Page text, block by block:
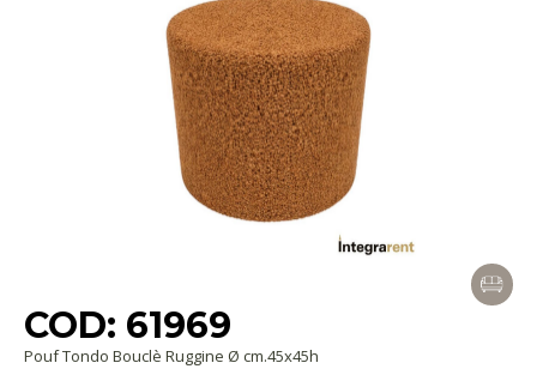
COD: 61969
Pouf Tondo Bouclè Ruggine Ø cm.45x45h